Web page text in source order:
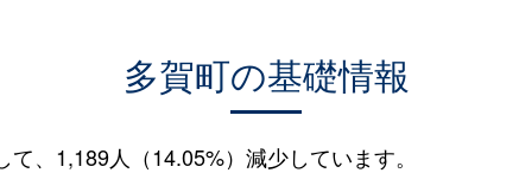
多賀町の基礎情報
、1,189人（14.05%）減少しています。